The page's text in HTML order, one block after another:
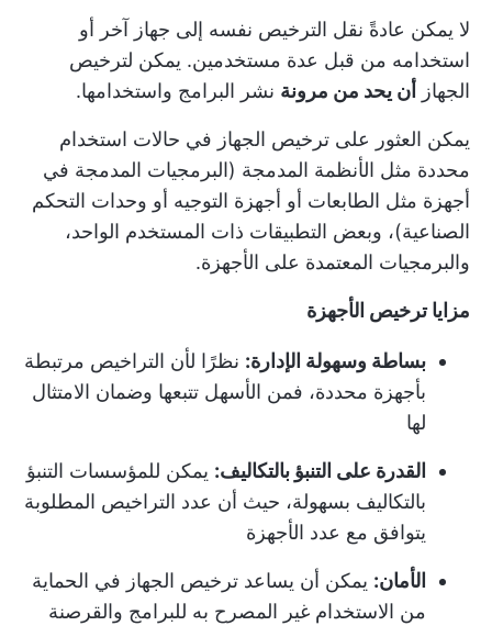
لا يمكن عادةً نقل الترخيص نفسه إلى جهاز آخر أو
استخدامه من قبل عدة مستخدمين. يمكن لترخيص
الجهاز
أن يحد من مرونة نشر البرامج واستخدامها.
يمكن العثور على ترخيص الجهاز في حالات استخدام
محددة مثل الأنظمة المدمجة (البرمجيات المدمجة في
أجهزة مثل الطابعات أو أجهزة التوجيه أو وحدات التحكم
الصناعية)، وبعض التطبيقات ذات المستخدم الواحد،
والبرمجيات المعتمدة على الأجهزة.
مزايا ترخيص الأجهزة
بساطة وسهولة الإدارة: نظرًا لأن التراخيص مرتبطة
بأجهزة محددة، فمن الأسهل تتبعها وضمان الامتثال
لها
القدرة على التنبؤ بالتكاليف: يمكن للمؤسسات التنبؤ
بالتكاليف بسهولة، حيث أن عدد التراخيص المطلوبة
يتوافق مع عدد الأجهزة
الأمان: يمكن أن يساعد ترخيص الجهاز في الحماية
من الاستخدام غير المصرح به للبرامج والقرصنة